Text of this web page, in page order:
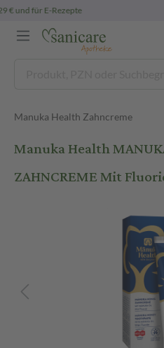
Manuka Health Zahncreme
Manuka Health
ZAHNCREME Mit